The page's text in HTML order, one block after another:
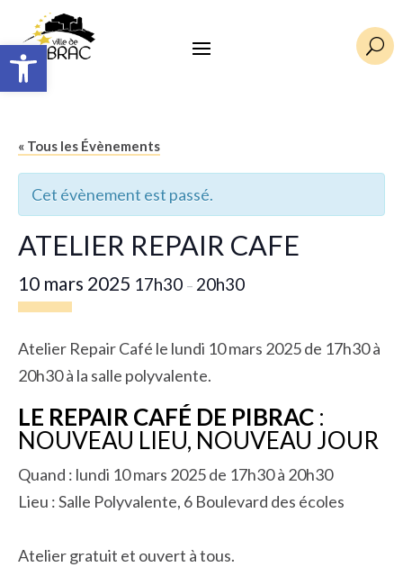
Ouvrir la barre d’outils U
« Tous les Évènements
Cet évènement est passé.
ATELIER REPAIR CAFE
10 mars 2025 17h30 – 20h30
Atelier Repair Café le lundi 10 mars 2025 de 17h30 à
20h30 à la salle polyvalente.
LE REPAIR CAFÉ DE PIBRAC :
NOUVEAU LIEU, NOUVEAU JOUR
Quand : lundi 10 mars 2025 de 17h30 à 20h30
Lieu : Salle Polyvalente, 6 Boulevard des écoles
Atelier gratuit et ouvert à tous.